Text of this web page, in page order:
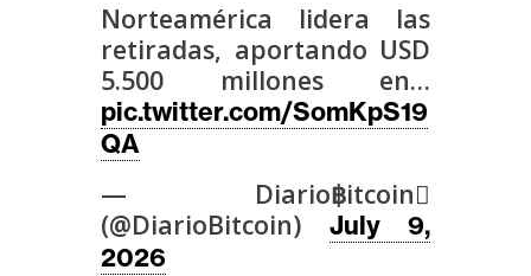
m
Norteamérica lidera las
retiradas, aportando USD
5.500 millones en…
pic.twitter.com/SomKpS19
QA
— Diario฿itcoin
(@DiarioBitcoin) July 9,
2026